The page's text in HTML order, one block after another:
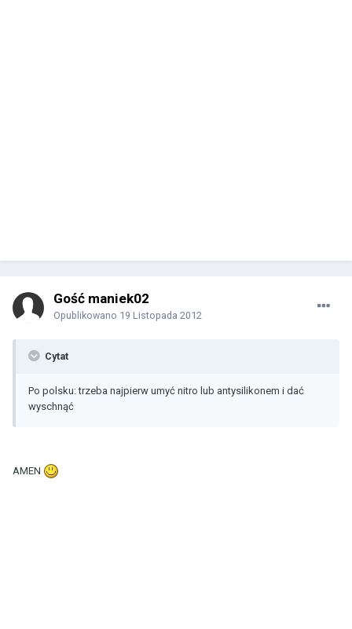
Gość maniek02
Opublikowano 19 Listopada 2012
Cytat
Po polsku: trzeba najpierw umyć nitro lub antysilikonem i dać
wyschnąć
AMEN